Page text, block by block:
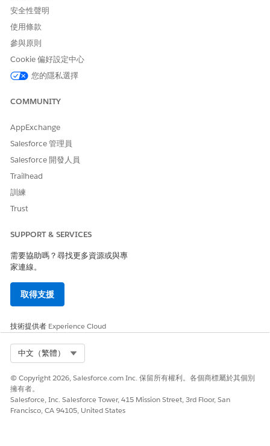
威脅情況
惡意執行動作使用自動指令檔來清除網站中有效的使用者名稱和身
分詳細資料,然後用來針對您的使用者啟動目標網路釣魚攻擊或認證
估計 CVSS 分數範圍
高 (7.0–8.9)。
風險影響考量事項
揭露成員目錄會導致使用者隱私權遭到重大破壞,並可能導致競爭性
智慧收集,或透過社交工程破壞高價值帳戶。
風險愈高時機
專業或合作夥伴網路網站而言,風險較高。
低度風險時機
如果網站設定檔已限制僅顯示一般資訊,且不包含實際名稱或電子郵
件地址。
業務與整合考量事項
因為它會防止匿名訪客在登入前看見其他參與社群的人員。
建議的補救措施
前往網站工作區的「管理」區段,選取「偏好設定」,並確保取消選取
讓來賓使用者看見其他成員的核取方塊。
安全性健康檢閱指南
安全性聲明
使用條款
參與原則
Cookie 偏好設定中心
您的隱私選擇
COMMUNITY
AppExchange
Salesforce 管理員
Salesforce 開發人員
Trailhead
訓練
Trust
SUPPORT & SERVICES
需要協助嗎？尋找更多資源或與專
家連線。
取得支援
技術提供者 Experience Cloud
中文（繁體）
© Copyright 2026, Salesforce.com Inc. 保留所有權利。各個商標屬於其個別
擁有者。
Salesforce, Inc. Salesforce Tower, 415 Mission Street, 3rd Floor, San
Francisco, CA 94105, United States